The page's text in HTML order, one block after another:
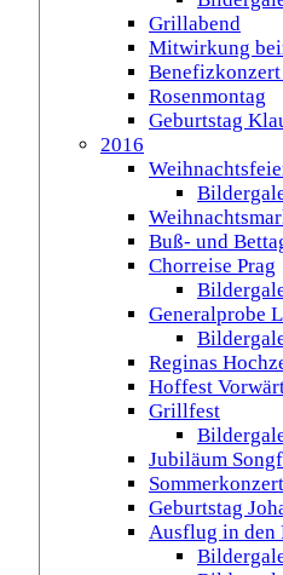
Grillabend
Mitwirkung
Rosenmontag
Geburtstag
2016
Buß- und
Chorreise Prag
Generalprobe
Reginas
Hoffest
Grillfest
Jubiläum
Geburtstag
Ausflug in den